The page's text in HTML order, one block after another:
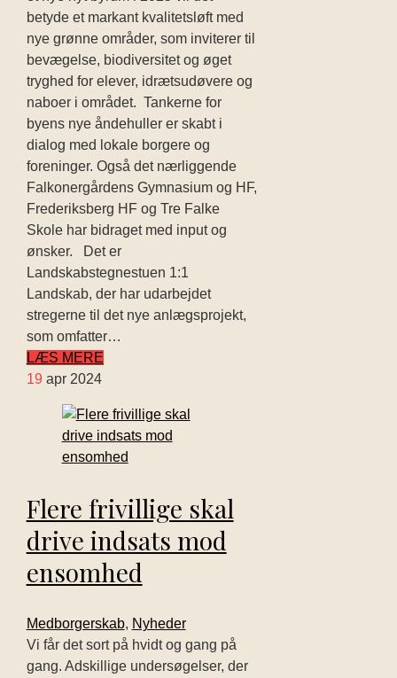
betyde et markant kvalitetsløft med
nye grønne områder, som inviterer til
bevægelse, biodiversitet og øget
tryghed for elever, idrætsudøvere og
naboer i området. Tankerne for
byens nye åndehuller er skabt i
dialog med lokale borgere og
foreninger. Også det nærliggende
Falkonergårdens Gymnasium og HF,
Frederiksberg HF og Tre Falke
Skole har bidraget med input og
ønsker. Det er
Landskabstegnestuen 1:1
Landskab, der har udarbejdet
stregerne til det nye anlægsprojekt,
som omfatter…
LÆS MERE
19 apr 2024
Flere frivillige skal
drive indsats mod
ensomhed
Medborgerskab, Nyheder
Vi får det sort på hvidt og gang på
gang. Adskillige undersøgelser, der